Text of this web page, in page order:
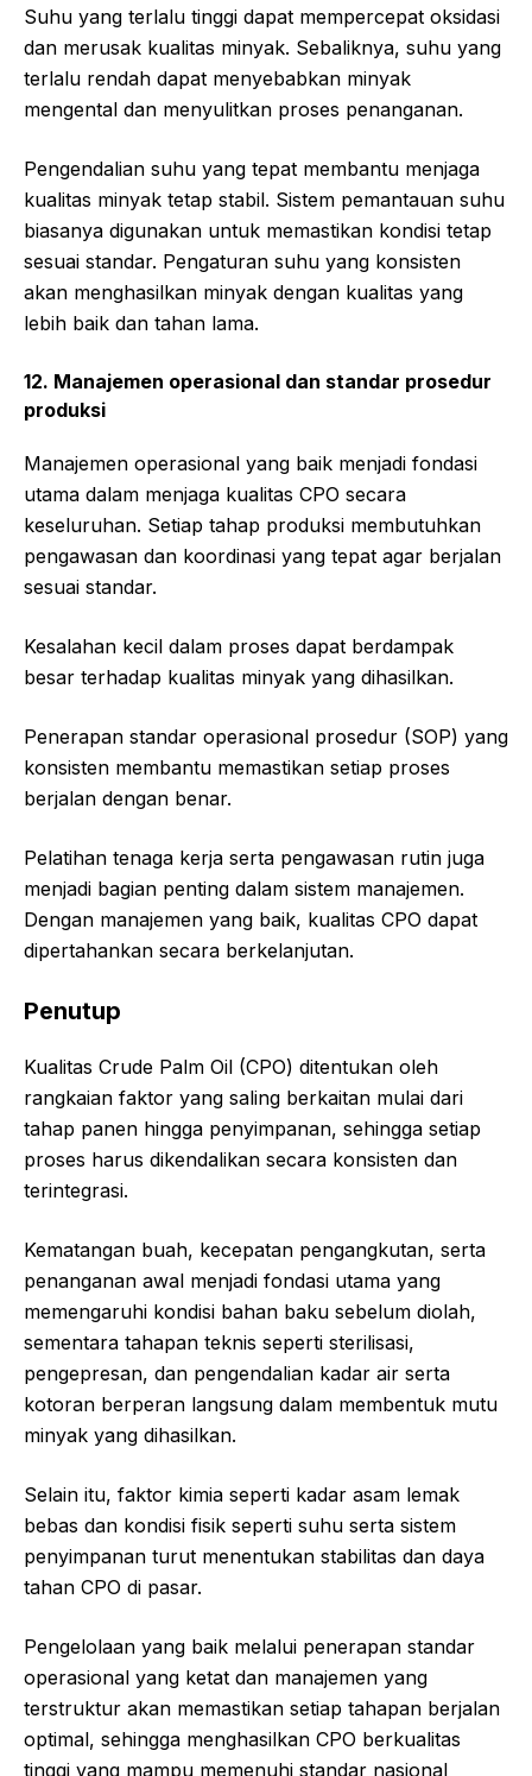
Suhu yang terlalu tinggi dapat mempercepat oksidasi
dan merusak kualitas minyak. Sebaliknya, suhu yang
terlalu rendah dapat menyebabkan minyak
mengental dan menyulitkan proses penanganan.
Pengendalian suhu yang tepat membantu menjaga
kualitas minyak tetap stabil. Sistem pemantauan suhu
biasanya digunakan untuk memastikan kondisi tetap
sesuai standar. Pengaturan suhu yang konsisten
akan menghasilkan minyak dengan kualitas yang
lebih baik dan tahan lama.
12. Manajemen operasional dan standar prosedur
produksi
Manajemen operasional yang baik menjadi fondasi
utama dalam menjaga kualitas CPO secara
keseluruhan. Setiap tahap produksi membutuhkan
pengawasan dan koordinasi yang tepat agar berjalan
sesuai standar.
Kesalahan kecil dalam proses dapat berdampak
besar terhadap kualitas minyak yang dihasilkan.
Penerapan standar operasional prosedur (SOP) yang
konsisten membantu memastikan setiap proses
berjalan dengan benar.
Pelatihan tenaga kerja serta pengawasan rutin juga
menjadi bagian penting dalam sistem manajemen.
Dengan manajemen yang baik, kualitas CPO dapat
dipertahankan secara berkelanjutan.
Penutup
Kualitas Crude Palm Oil (CPO) ditentukan oleh
rangkaian faktor yang saling berkaitan mulai dari
tahap panen hingga penyimpanan, sehingga setiap
proses harus dikendalikan secara konsisten dan
terintegrasi.
Kematangan buah, kecepatan pengangkutan, serta
penanganan awal menjadi fondasi utama yang
memengaruhi kondisi bahan baku sebelum diolah,
sementara tahapan teknis seperti sterilisasi,
pengepresan, dan pengendalian kadar air serta
kotoran berperan langsung dalam membentuk mutu
minyak yang dihasilkan.
Selain itu, faktor kimia seperti kadar asam lemak
bebas dan kondisi fisik seperti suhu serta sistem
penyimpanan turut menentukan stabilitas dan daya
tahan CPO di pasar.
Pengelolaan yang baik melalui penerapan standar
operasional yang ketat dan manajemen yang
terstruktur akan memastikan setiap tahapan berjalan
optimal, sehingga menghasilkan CPO berkualitas
tinggi yang mampu memenuhi standar nasional